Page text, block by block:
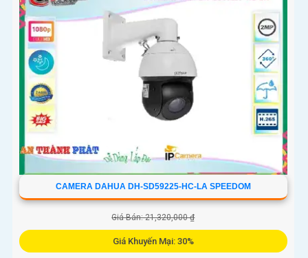
CAMERA DAHUA DH-SD59225-HC-LA SPEEDOM
Giá Bán: 21,320,000 ₫
Giá Khuyến Mại: 30%